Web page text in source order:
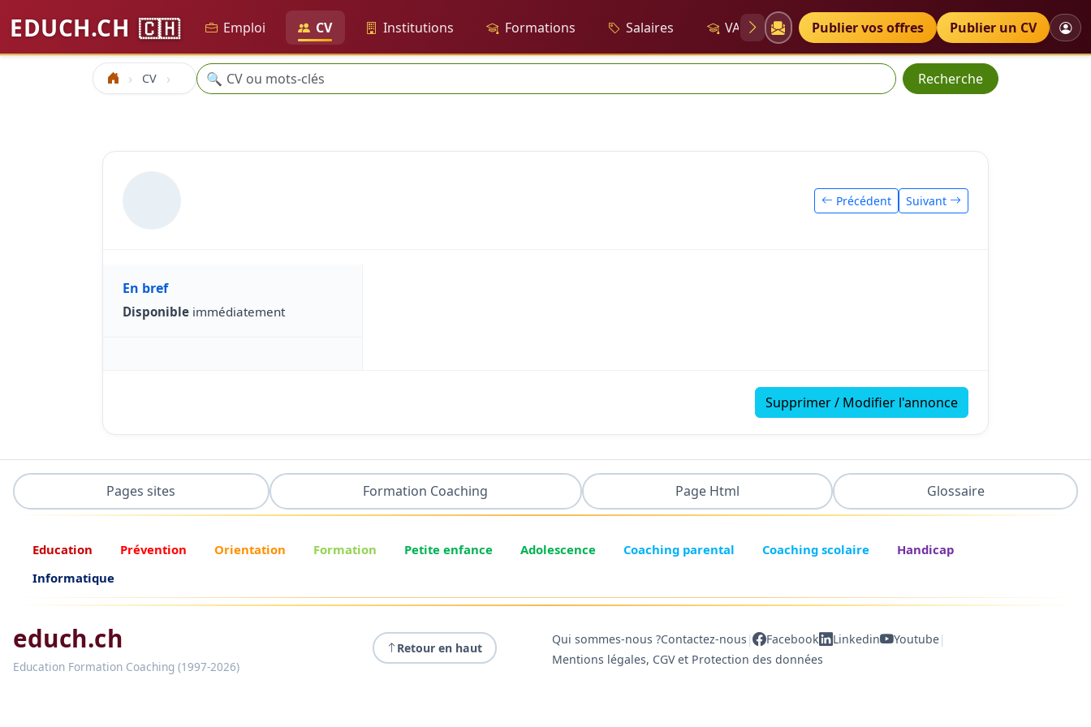
EDUCH.CH 🇨🇭 Emploi CV Institutions Formations Salaires VAE Diplômes Petites annonces
Publier vos offres Publier un CV
Accueil CV Recherche
🔍 Recherche
Précédent Suivant
En bref
Disponible immédiatement
Supprimer / Modifier l'annonce
Pages sites Formation Coaching Page Html Glossaire
Education Prévention Orientation Formation Petite enfance Adolescence Coaching parental Coaching scolaire
Handicap
Informatique
educh.ch
Education Formation Coaching (1997-2026)
Retour en haut
Qui sommes-nous ?Contactez-nous | Facebook Linkedin Youtube|
Mentions légales, CGV et Protection des données